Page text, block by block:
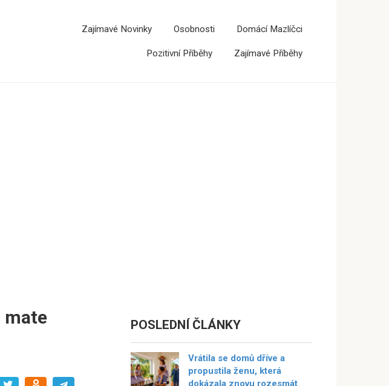
Zajímavé Novinky Osobnosti Domácí Mazlíčci
Pozitivní Příběhy Zajímavé Příběhy
mate
POSLEDNÍ ČLÁNKY
Vrátila se domů dříve a
propustila ženu, která
dokázala znovu rozesmát